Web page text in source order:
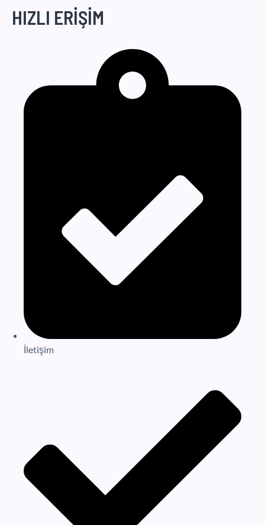
HIZLI ERİŞİM
İletişim